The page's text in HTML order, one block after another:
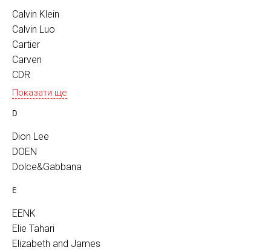
Calvin Klein
Calvin Luo
Cartier
Carven
CDR
Показати ще
D
Dion Lee
DOEN
Dolce&Gabbana
E
EENK
Elie Tahari
Elizabeth and James